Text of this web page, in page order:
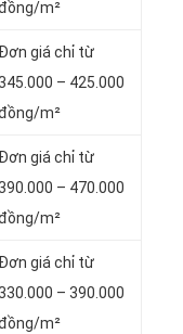
m²
Đơn giá chỉ từ
– 425.000
m²
Đơn giá chỉ từ
– 470.000
m²
Đơn giá chỉ từ
– 390.000
m²